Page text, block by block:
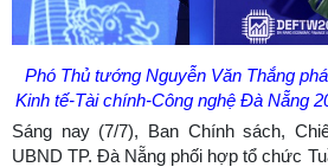
Phó Thủ tướng Nguyễn Văn Thắng
Kinh tế-Tài chính-Công nghệ Đà Nẵng
Sáng nay (7/7), Ban Chính sách,
UBND TP. Đà Nẵng phối hợp tổ chức